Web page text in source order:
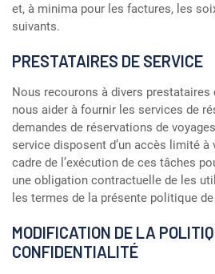
et, à minima pour les factures, les
suivants.
PRESTATAIRES DE SERVICE
Nous recourons à divers prestataires
nous aider à fournir les services de
demandes de réservations de
service disposent d’un accès limité
cadre de l’exécution de ces tâches
une obligation contractuelle de les
les termes de la présente politique
MODIFICATION DE LA
CONFIDENTIALITÉ